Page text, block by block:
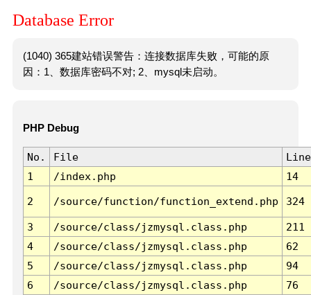
Database Error
(1040) 365建站错误警告：连接数据库失败，可能的原
因：1、数据库密码不对; 2、mysql未启动。
PHP Debug
No. File
Line
1
/index.php 14
2 /source/function/function_extend.php 324
3 /source/class/jzmysql.class.php
211
4
/source/class/jzmysql.class.php
62
5
/source/class/jzmysql.class.php
94
6
/source/class/jzmysql.class.php 76